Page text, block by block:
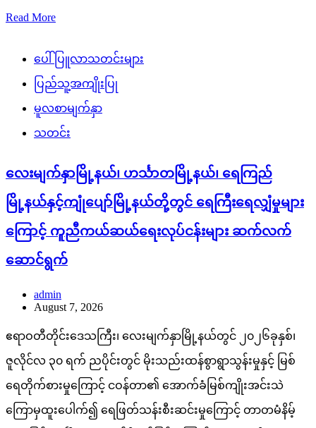
Read More
ပေါ်ပြူလာသတင်းများ
ပြည်သူ့အကျိုးပြု
မူလစာမျက်နှာ
သတင်း
လေးမျက်နှာမြို့နယ်၊ ဟင်္သာတမြို့နယ်၊ ရေကြည်
မြို့နယ်နှင့်ကျုံပျော်မြို့နယ်တို့တွင် ရေကြီးရေလျှံမှုများ
ကြောင့် ကူညီကယ်ဆယ်ရေးလုပ်ငန်းများ ဆက်လက်
ဆောင်ရွက်
admin
August 7, 2026
ဧရာဝတီတိုင်းဒေသကြီး၊ လေးမျက်နှာမြို့နယ်တွင် ၂၀၂၆ခုနှစ်၊
ဇူလိုင်လ ၃၀ ရက် ညပိုင်းတွင် မိုးသည်းထန်စွာရွာသွန်းမှုနှင့် မြစ်
ရေတိုက်စားမှုကြောင့် ငဝန်တာ၏ အောက်ခံမြစ်ကျိုးအင်းသဲ
ကြောမှထူးပေါက်၍ ရေဖြတ်သန်းစီးဆင်းမှုကြောင့် တာတမံနိမ့်